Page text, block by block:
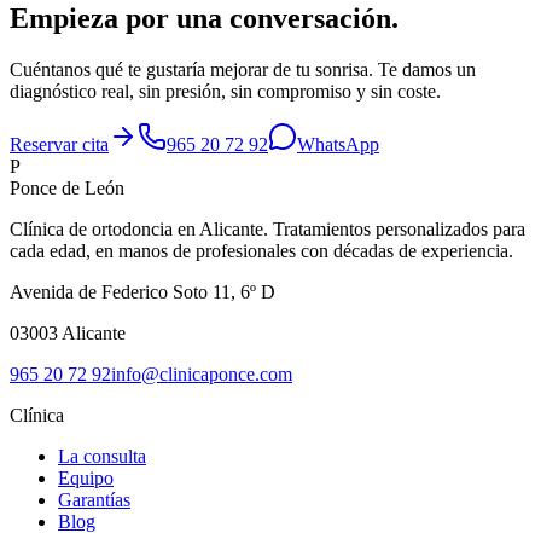
Empieza por una conversación.
Cuéntanos qué te gustaría mejorar de tu sonrisa. Te damos un
diagnóstico real, sin presión, sin compromiso y sin coste.
Reservar cita 965 20 72 92
WhatsApp
P
Ponce de León
Clínica de ortodoncia en Alicante. Tratamientos personalizados para
cada edad, en manos de profesionales con décadas de experiencia.
Avenida de Federico Soto 11, 6º D
03003 Alicante
965 20 72 92info@clinicaponce.com
Clínica
La consulta
Equipo
Garantías
Blog